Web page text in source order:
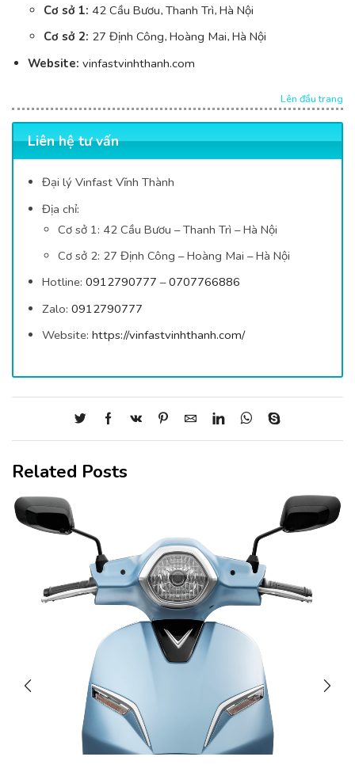
Cơ sở 1: 42 Cầu Bươu, Thanh Trì, Hà Nội
Cơ sở 2: 27 Định Công, Hoàng Mai, Hà Nội
Website: vinfastvinhthanh.com
Lên đầu trang
Liên hệ tư vấn
Đại lý Vinfast Vĩnh Thành
Địa chỉ:
Cơ sở 1: 42 Cầu Bươu – Thanh Trì – Hà Nội
Cơ sở 2: 27 Định Công – Hoàng Mai – Hà Nội
Hotline: 0912790777 –0707766886
Zalo: 0912790777
Website: https://vinfastvinhthanh.com/
Related Posts